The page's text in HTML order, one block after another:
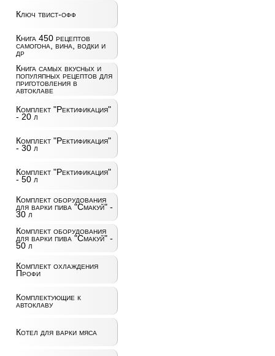
Ключ твист-офф
Книга 450 рецептов
самогона, вина, водки и
др
Книга самых вкусных и
популяпных рецептов для
приготовления в
автоклаве
Комплект "Ректификация"
- 20 л
Комплект "Ректификация"
- 30 л
Комплект "Ректификация"
- 50 л
Комплект оборудования
для варки пива "Смакуй" -
30 л
Комплект оборудования
для варки пива "Смакуй" -
50 л
Комплект охлаждения
Профи
Комплектующие к
автоклаву
Котел для варки мяса